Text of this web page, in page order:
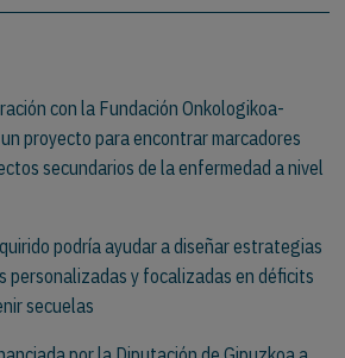
con la Fundación Onkologikoa-
proyecto para encontrar marcadores
secundarios de la enfermedad a nivel
podría ayudar a diseñar estrategias
personalizadas y focalizadas en déficits
secuelas